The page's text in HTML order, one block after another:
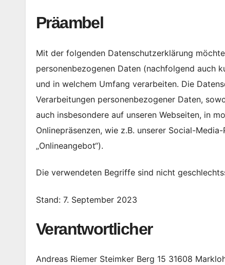
Präambel
Mit der folgenden Datenschutzerklärung
personenbezogenen Daten (nachfolgend auch
und in welchem Umfang verarbeiten. Die
Verarbeitungen personenbezogener Daten,
auch insbesondere auf unseren Webseiten, in
Onlinepräsenzen, wie z.B. unserer Social-
„Onlineangebot“).
Die verwendeten Begriffe sind nicht
Stand: 7. September 2023
Verantwortlicher
Andreas Riemer Steimker Berg 15 31608